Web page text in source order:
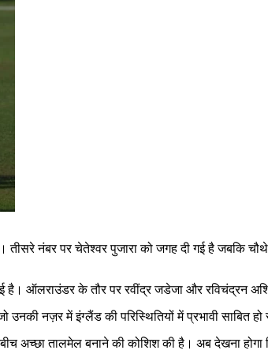
तीसरे नंबर पर चेतेश्वर पुजारा को जगह दी गई है जबकि
ऑलराउंडर के तौर पर रवींद्र जडेजा और रविचंद्रन
उनकी नज़र में इंग्लैंड की परिस्थितियों में प्रभावी साबित
अच्छा तालमेल बनाने की कोशिश की है। अब देखना